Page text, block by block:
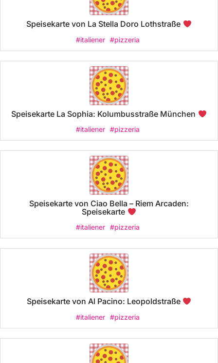
Speisekarte von La Stella Doro Lothstraße
#italiener #pizzeria
Speisekarte La Sophia: Kolumbusstraße München
#italiener #pizzeria
Speisekarte von Ciao Bella – Riem Arcaden:
Speisekarte
#italiener #pizzeria
Speisekarte von Al Pacino: Leopoldstraße
#italiener #pizzeria